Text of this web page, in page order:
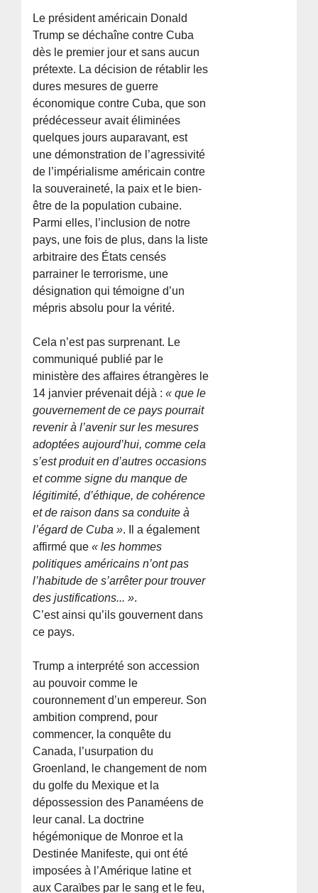
Le président américain Donald
Trump se déchaîne contre Cuba
dès le premier jour et sans aucun
prétexte. La décision de rétablir les
dures mesures de guerre
économique contre Cuba, que son
prédécesseur avait éliminées
quelques jours auparavant, est
une démonstration de l’agressivité
de l’impérialisme américain contre
la souveraineté, la paix et le bien-
être de la population cubaine.
Parmi elles, l’inclusion de notre
pays, une fois de plus, dans la liste
arbitraire des États censés
parrainer le terrorisme, une
désignation qui témoigne d’un
mépris absolu pour la vérité.
Cela n’est pas surprenant. Le
communiqué publié par le
ministère des affaires étrangères le
14 janvier prévenait déjà :« que le
gouvernement de ce pays pourrait
revenir à l’avenir sur les mesures
adoptées aujourd’hui, comme cela
s’est produit en d’autres occasions
et comme signe du manque de
légitimité, d’éthique, de cohérence
et de raison dans sa conduite à
l’égard de Cuba ». Il a également
affirmé que« les hommes
politiques américains n’ont pas
l’habitude de s’arrêter pour trouver
des justifications... ».
C’est ainsi qu’ils gouvernent dans
ce pays.
Trump a interprété son accession
au pouvoir comme le
couronnement d’un empereur. Son
ambition comprend, pour
commencer, la conquête du
Canada, l’usurpation du
Groenland, le changement de nom
du golfe du Mexique et la
dépossession des Panaméens de
leur canal. La doctrine
hégémonique de Monroe et la
Destinée Manifeste, qui ont été
imposées à l’Amérique latine et
aux Caraïbes par le sang et le feu,